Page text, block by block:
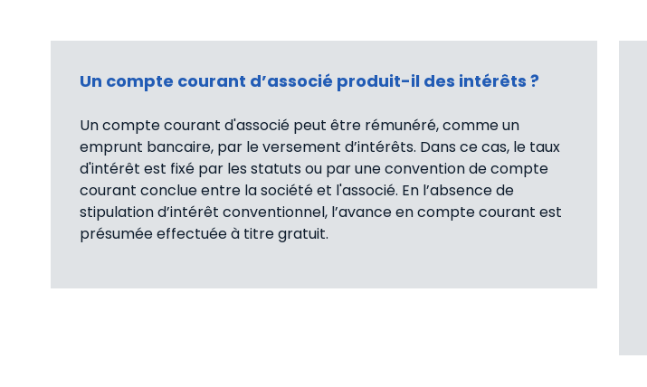
Un compte courant d’associé produit-il des intérêts ?
Un compte courant d'associé peut être rémunéré, comme un
emprunt bancaire, par le versement d’intérêts. Dans ce cas, le taux
d'intérêt est fixé par les statuts ou par une convention de compte
courant conclue entre la société et l'associé. En l’absence de
stipulation d’intérêt conventionnel, l’avance en compte courant est
présumée effectuée à titre gratuit.